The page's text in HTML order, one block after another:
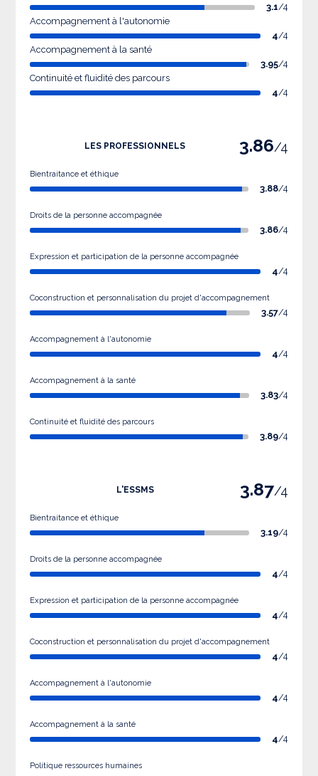
3.1/4
Accompagnement à l'autonomie
4/4
Accompagnement à la santé
3.95/4
Continuité et fluidité des parcours
4/4
LES PROFESSIONNELS 3.86/4
Bientraitance et éthique
3.88/4
Droits de la personne accompagnée
3.86/4
Expression et participation de la personne accompagnée
4/4
Coconstruction et personnalisation du projet d'accompagnement
3.57/4
Accompagnement à l'autonomie
4/4
Accompagnement à la santé
3.83/4
Continuité et fluidité des parcours
3.89/4
L'ESSMS 3.87/4
Bientraitance et éthique
3.19/4
Droits de la personne accompagnée
4/4
Expression et participation de la personne accompagnée
4/4
Coconstruction et personnalisation du projet d'accompagnement
4/4
Accompagnement à l'autonomie
4/4
Accompagnement à la santé
4/4
Politique ressources humaines